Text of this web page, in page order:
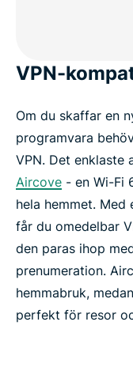
VPN-
Om du skaffar en
programvara
VPN. Det enklaste
Aircove - en Wi-Fi
hela hemmet.
får du omedelbar
den paras ihop
prenumeration.
hemmabruk,
perfekt för resor